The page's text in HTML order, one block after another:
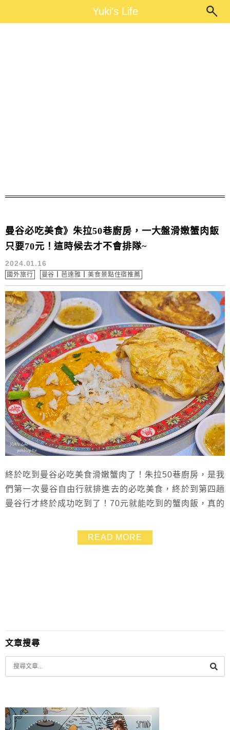
Yuki's LifeYuki's Life
曼谷必吃美食》朱拉50巷廚房，一大盤滑嫩蟹肉飯
只要70元！這時候去才不會排隊~
2024.01.16
國外旅行 曼谷┃芭達雅┃美食景點住宿推薦
終於吃到曼谷必吃美食滑嫩蟹肉了！朱拉50巷廚房，是我
們第一次曼谷自由行就排進去的必吃美食，終於到第四趟
曼谷行才終於成功吃到了！70元就能吃到的蟹肉飯，真的
就立刻會想念的那種！去曼谷真的必吃朱拉50巷廚房，這
篇也教你何時去才不會排到隊哦~~
READ MORE
文章搜尋